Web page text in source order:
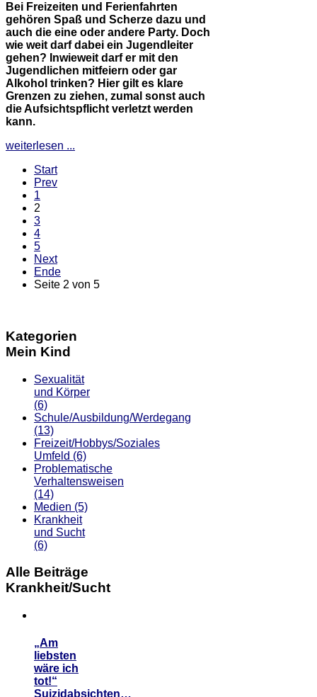
Bei Freizeiten und Ferienfahrten
gehören Spaß und Scherze dazu und
auch die eine oder andere Party. Doch
wie weit darf dabei ein Jugendleiter
gehen? Inwieweit darf er mit den
Jugendlichen mitfeiern oder gar
Alkohol trinken? Hier gilt es klare
Grenzen zu ziehen, zumal sonst auch
die Aufsichtspflicht verletzt werden
kann.
weiterlesen ...
Start
Prev
1
2
3
4
5
Next
Ende
Seite 2 von 5
Kategorien
Mein Kind
Sexualität
und Körper
(6)
Schule/Ausbildung/Werdegang
(13)
Freizeit/Hobbys/Soziales
Umfeld (6)
Problematische
Verhaltensweisen
(14)
Medien (5)
Krankheit
und Sucht
(6)
Alle Beiträge
Krankheit/Sucht
„Am
liebsten
wäre ich
tot!“
Suizidabsichten…